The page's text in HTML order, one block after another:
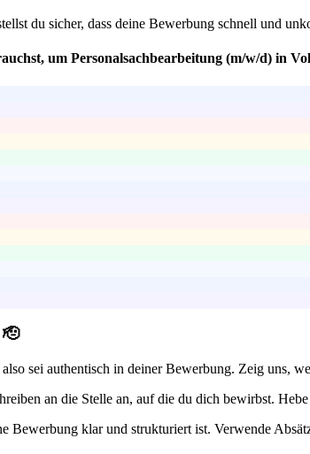
du sicher, dass deine Bewerbung schnell und
um Personalsachbearbeitung (m/w/d) in
sei authentisch in deiner Bewerbung. Zeig uns,
an die Stelle an, auf die du dich bewirbst.
Bewerbung klar und strukturiert ist. Verwende